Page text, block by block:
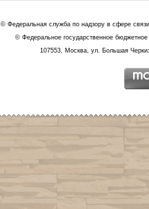
© Федеральная служба по надзору в сфере
© Федеральное государственное
107553, Москва, ул. Большая